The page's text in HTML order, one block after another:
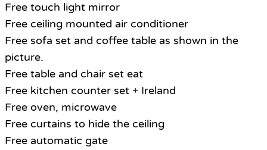
Free touch light mirror
Free ceiling mounted air conditioner
Free sofa set and coffee table as shown in the
picture.
Free table and chair set eat
Free kitchen counter set + Ireland
Free oven, microwave
Free curtains to hide the ceiling
Free automatic gate